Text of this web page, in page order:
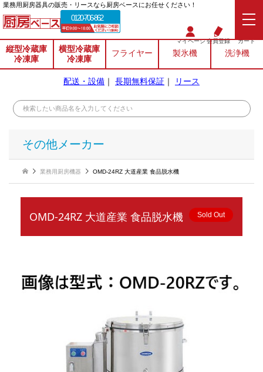
業務⽤厨房器具の販売・リースなら厨房ベースにお任せください！
0120-706-862
マイページ会員登録 カート
縦型冷蔵庫
冷凍庫
横型冷蔵庫
冷凍庫
フライヤー 製氷機 洗浄機
配送・設備 ｜ 長期無料保証 ｜ リース
その他メーカー
業務用厨房機器 OMD-24RZ 大道産業 食品脱水機
OMD-24RZ 大道産業 食品脱水機 Sold Out